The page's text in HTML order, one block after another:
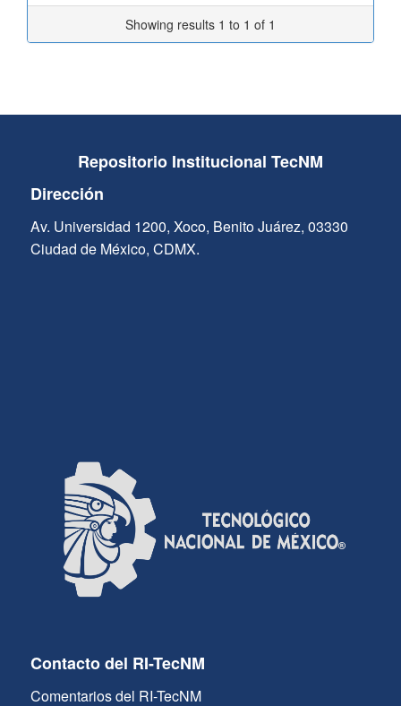
Showing results 1 to 1 of 1
Repositorio Institucional TecNM
Dirección
Av. Universidad 1200, Xoco, Benito Juárez, 03330
Ciudad de México, CDMX.
Contacto del RI-TecNM
Comentarios del RI-TecNM